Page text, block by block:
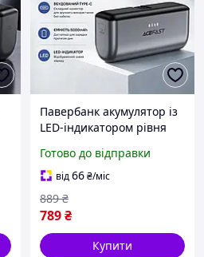
Павербанк акумулятор із
LED-індикатором рівня
повербанк для швидкої
підзарядки, Павербанк
Асефаст
Готово до відправки
від66₴/міс
789₴
889 ₴
Купити